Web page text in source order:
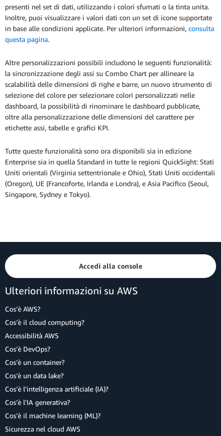
presenti nel set di dati, utilizzando i colori sfumati o la tinta unita.
Inoltre, puoi visualizzare i valori dati con un set di icone supportate
in base alle condizioni applicate. Per ulteriori informazioni, consulta
questa pagina.
Altre personalizzazioni possibili includono le seguenti funzionalità:
la sincronizzazione degli assi su Combo Chart per allineare la
scalabilità delle dimensioni di righe e barre, un nuovo strumento di
selezione del colore per selezionare colori personalizzati nelle
dashboard, la possibilità di rinominare le dashboard pubblicate,
oltre alla personalizzazione delle dimensioni del carattere per
etichette assi, tabelle e grafici KPI.
Tutte queste funzionalità sono ora disponibili sia in edizione
Enterprise sia in quella Standard in tutte le regioni QuickSight: Stati
Uniti orientali (Virginia settentrionale e Ohio), Stati Uniti occidentali
(Oregon), UE (Francoforte, Irlanda e Londra), e Asia Pacifico (Seoul,
Singapore, Sydney e Tokyo).
Accedi alla console
Ulteriori informazioni su AWS
Cos'è AWS?
Cos'è il cloud computing?
Accessibilità AWS
Cos'è DevOps?
Cos'è un container?
Cos'è un data lake?
Cos'è l'intelligenza artificiale (IA)?
Cos'è l'IA generativa?
Cos'è il machine learning (ML)?
Sicurezza nel cloud AWS